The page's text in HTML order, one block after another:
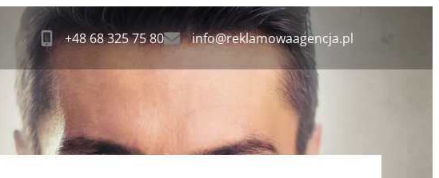
+48 68 325 75 80 info@reklamowaagencja.pl